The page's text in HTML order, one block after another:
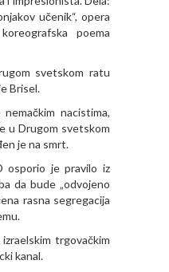
učenik“, opera
poema
svetskom ratu
Brisel.
nacistima,
u Drugom svetskom
je na smrt.
osporio je pravilo iz
da bude „odvojeno
rasna segregacija
trgovačkim
kanal.